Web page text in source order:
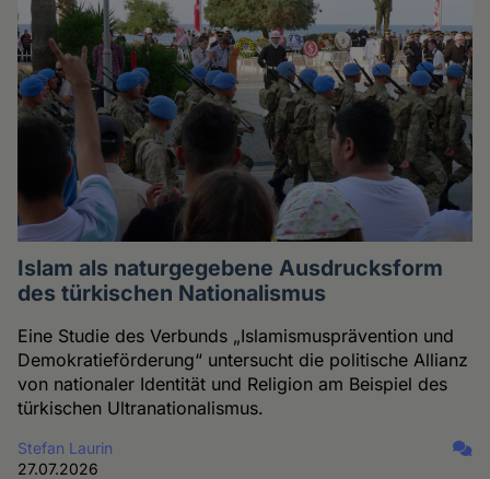
Islam als naturgegebene Ausdrucksform
des türkischen Nationalismus
Eine Studie des Verbunds „Islamismusprävention und
Demokratieförderung“ untersucht die politische Allianz
von nationaler Identität und Religion am Beispiel des
türkischen Ultranationalismus.
Stefan Laurin
27.07.2026